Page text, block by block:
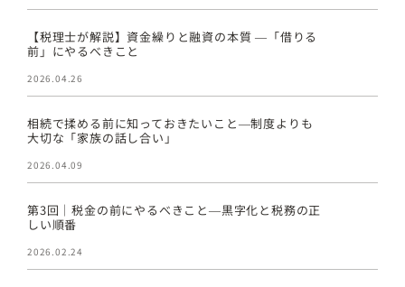
【税理士が解説】資金繰りと融資の本質 ―「借りる
前」にやるべきこと
2026.04.26
相続で揉める前に知っておきたいこと―制度よりも
大切な「家族の話し合い」
2026.04.09
第3回｜税金の前にやるべきこと―黒字化と税務の正
しい順番
2026.02.24